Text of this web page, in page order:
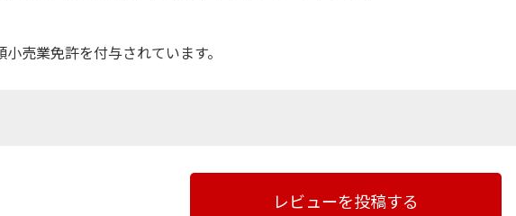
小売業免許を付与されています。
レビューを投稿する